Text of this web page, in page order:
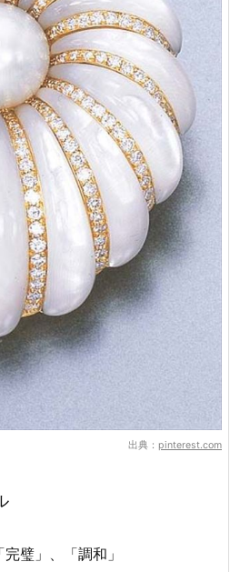
出典： pinterest.com
璧」、「調和」